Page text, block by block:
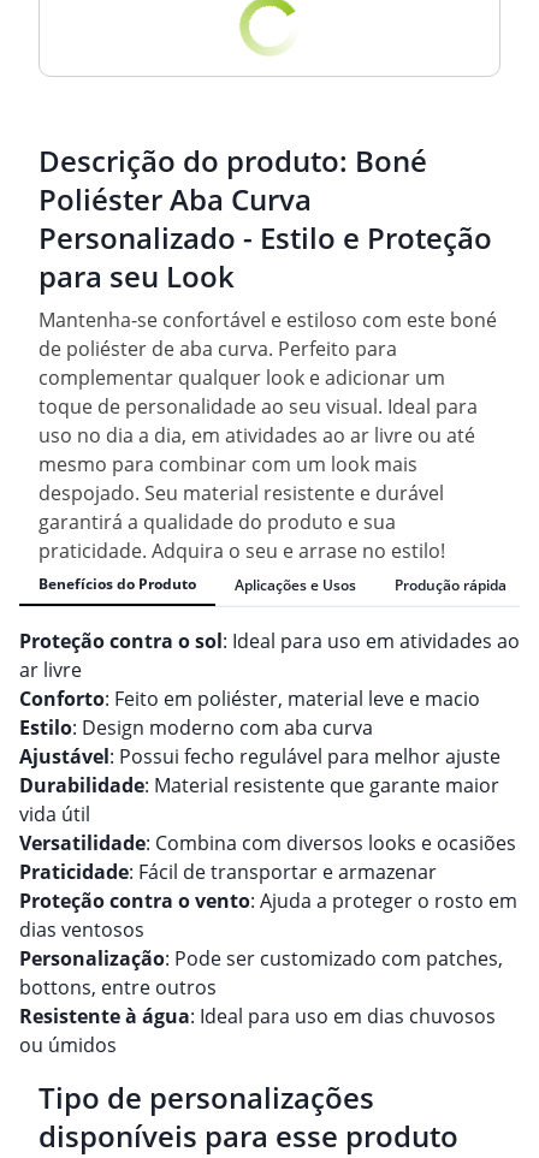
Descrição do produto: Boné
Poliéster Aba Curva
Personalizado - Estilo e Proteção
para seu Look
Mantenha-se confortável e estiloso com este boné
de poliéster de aba curva. Perfeito para
complementar qualquer look e adicionar um
toque de personalidade ao seu visual. Ideal para
uso no dia a dia, em atividades ao ar livre ou até
mesmo para combinar com um look mais
despojado. Seu material resistente e durável
garantirá a qualidade do produto e sua
praticidade. Adquira o seu e arrase no estilo!
Benefícios do Produto Aplicações e Usos Produção rápida
Proteção contra o sol: Ideal para uso em atividades ao
ar livre
Conforto: Feito em poliéster, material leve e macio
Estilo: Design moderno com aba curva
Ajustável: Possui fecho regulável para melhor ajuste
Durabilidade: Material resistente que garante maior
vida útil
Versatilidade: Combina com diversos looks e ocasiões
Praticidade: Fácil de transportar e armazenar
Proteção contra o vento: Ajuda a proteger o rosto em
dias ventosos
Personalização: Pode ser customizado com patches,
bottons, entre outros
Resistente à água: Ideal para uso em dias chuvosos
ou úmidos
Tipo de personalizações
disponíveis para esse produto